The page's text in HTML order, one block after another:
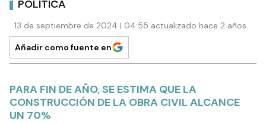
POLÍTICA
13 de septiembre de 2024 | 04:55 actualizado hace 2 años
Añadir como fuente en
PARA FIN DE AÑO, SE ESTIMA QUE LA
CONSTRUCCIÓN DE LA OBRA CIVIL ALCANCE
UN 70%